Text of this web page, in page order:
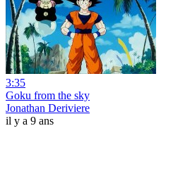
3:35
Goku from the sky
Jonathan Deriviere
il y a 9 ans